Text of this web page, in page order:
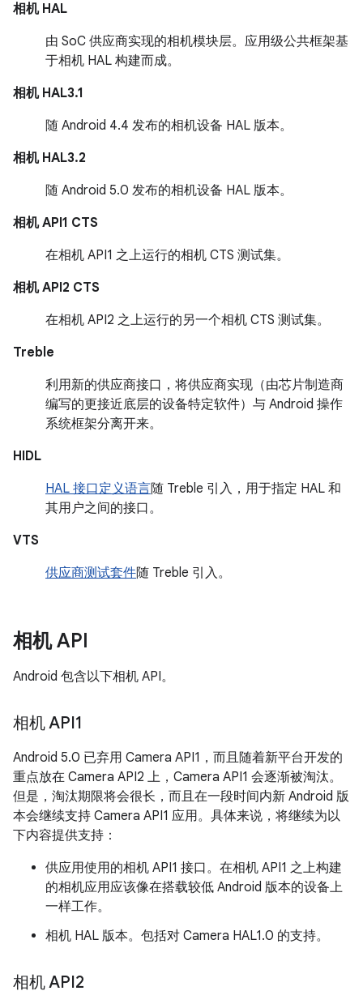
相机 HAL
由 SoC 供应商实现的相机模块层。应用级公共框架基
于相机 HAL 构建而成。
相机 HAL3.1
随 Android 4.4 发布的相机设备 HAL 版本。
相机 HAL3.2
随 Android 5.0 发布的相机设备 HAL 版本。
相机 API1 CTS
在相机 API1 之上运行的相机 CTS 测试集。
相机 API2 CTS
在相机 API2 之上运行的另一个相机 CTS 测试集。
Treble
利用新的供应商接口，将供应商实现（由芯片制造商
编写的更接近底层的设备特定软件）与 Android 操作
系统框架分离开来。
HIDL
HAL 接口定义语言随 Treble 引入，用于指定 HAL 和
其用户之间的接口。
VTS
供应商测试套件随 Treble 引入。
相机 API
Android 包含以下相机 API。
相机 API1
Android 5.0 已弃用 Camera API1，而且随着新平台开发的
重点放在 Camera API2 上，Camera API1 会逐渐被淘汰。
但是，淘汰期限将会很长，而且在一段时间内新 Android 版
本会继续支持 Camera API1 应用。具体来说，将继续为以
下内容提供支持：
供应用使用的相机 API1 接口。 在相机 API1 之上构建
的相机应用应该像在搭载较低 Android 版本的设备上
一样工作。
相机 HAL 版本。 包括对 Camera HAL1.0 的支持。
相机 API2